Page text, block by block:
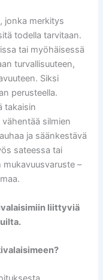
jonka merkitys
todella tarvitaan.
tai myöhäisessä
turvallisuuteen,
Siksi
perusteella.
takaisin
silmien
ja säänkestävä
sateessa tai
mukavuusvaruste –
liittyviä